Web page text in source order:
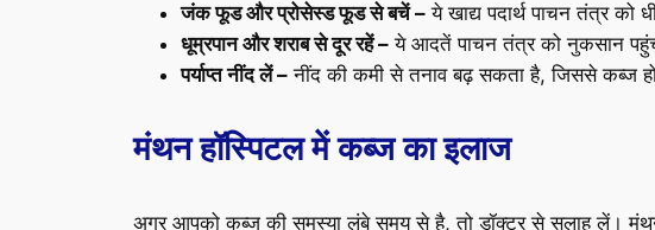
जंक फूड और प्रोसेस्ड फूड से बचें – ये खाद्य पदार्थ पाचन तंत्र को
धूम्रपान और शराब से दूर रहें – ये आदतें पाचन तंत्र को नुकसान
पर्याप्त नींद लें – नींद की कमी से तनाव बढ़ सकता है, जिससे कब्ज
मंथन हॉस्पिटल में कब्ज का इलाज
अगर आपको कब्ज की समस्या लंबे समय से है, तो डॉक्टर से सलाह लें।